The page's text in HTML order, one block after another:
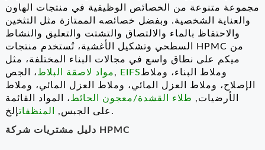
مجموعة متنوعة من الخصائص الوظيفية في منتجات الهاون
والعناية الشخصية. وبفضل خصائصه الممتازة مثل التثخين
والاحتفاظ بالماء والالتصاق والتشتت والتعليق والنشاط
السطحي وتشكيل الأغشية، تُستخدم منتجات HPMC من
ميكم على نطاق واسع في مجالات البناء المختلفة، مثل
مواد لاصقة البلاط، الجص, EIFSوملاط البناء، وملاط
الإصلاح، وملاط العزل المائي، وملاط العزل المائي، وملاط
الأرضيات, طلاء القشدة/معجون الحائط، المواد القائمة
على الجبس,
المنظفات
إلخ.
دليل مشتريات شركة HPMC